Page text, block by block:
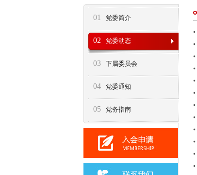
01 党委简介
02 党委动态
03 下属委员会
04 党委通知
05 党务指南